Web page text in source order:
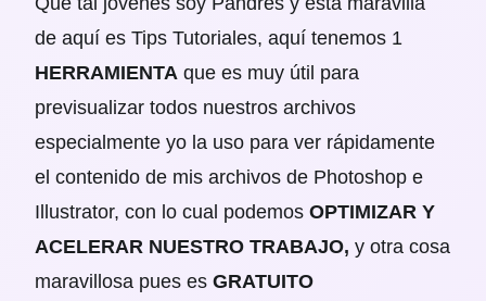
de aquí es Tips Tutoriales, aquí tenemos 1
HERRAMIENTA que es muy útil para
previsualizar todos nuestros archivos
especialmente yo la uso para ver rápidamente
el contenido de mis archivos de Photoshop e
Illustrator, con lo cual podemos OPTIMIZAR Y
ACELERAR NUESTRO TRABAJO, y otra cosa
maravillosa pues es GRATUITO